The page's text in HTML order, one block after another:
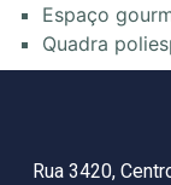
Espaço
Quadra
Rua 3420,